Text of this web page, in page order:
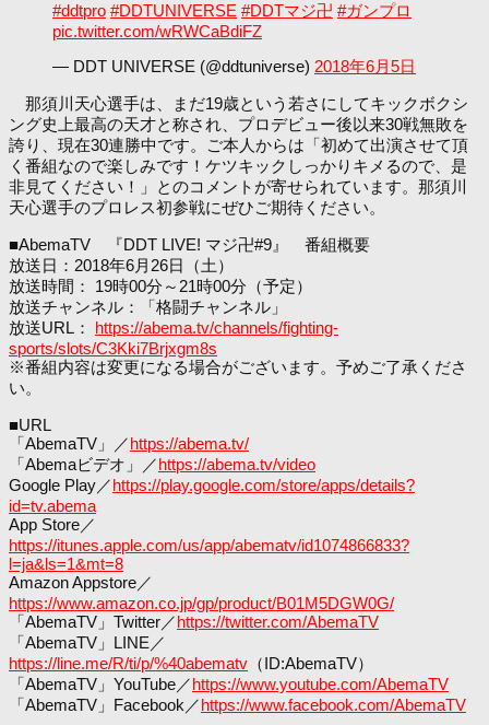
#ddtpro #DDTUNIVERSE #DDTマジ卍 #ガンプロ
pic.twitter.com/wRWCaBdiFZ
— DDT UNIVERSE (@ddtuniverse) 2018年6月5日
那須川天心選手は、まだ19歳という若さにしてキックボクシ
ング史上最高の天才と称され、プロデビュー後以来30戦無敗を
誇り、現在30連勝中です。ご本人からは「初めて出演させて頂
く番組なので楽しみです！ケツキックしっかりキメるので、是
非見てください！」とのコメントが寄せられています。那須川
天心選手のプロレス初参戦にぜひご期待ください。
■AbemaTV 『DDT LIVE! マジ卍#9』 番組概要
放送日：2018年6月26日（土）
放送時間： 19時00分～21時00分（予定）
放送チャンネル：「格闘チャンネル」
放送URL： https://abema.tv/channels/fighting-
sports/slots/C3Kki7Brjxgm8s
※番組内容は変更になる場合がございます。予めご了承くださ
い。
■URL
「AbemaTV」／https://abema.tv/
「Abemaビデオ」／https://abema.tv/video
Google Play／https://play.google.com/store/apps/details?
id=tv.abema
App Store／
https://itunes.apple.com/us/app/abematv/id1074866833?
l=ja&ls=1&mt=8
Amazon Appstore／
https://www.amazon.co.jp/gp/product/B01M5DGW0G/
「AbemaTV」Twitter／https://twitter.com/AbemaTV
「AbemaTV」LINE／
https://line.me/R/ti/p/%40abematv （ID:AbemaTV）
「AbemaTV」YouTube／https://www.youtube.com/AbemaTV
「AbemaTV」Facebook／https://www.facebook.com/AbemaTV